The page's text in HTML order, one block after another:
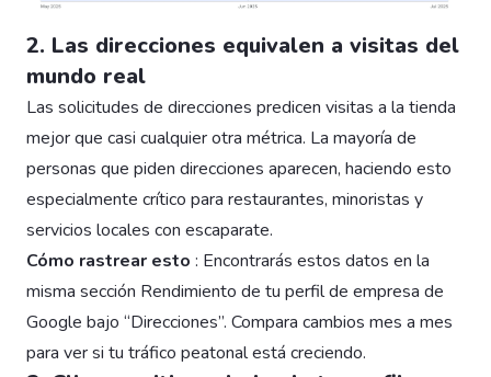
2. Las direcciones equivalen a visitas del
mundo real
Las solicitudes de direcciones predicen visitas a la tienda
mejor que casi cualquier otra métrica. La mayoría de
personas que piden direcciones aparecen, haciendo esto
especialmente crítico para restaurantes, minoristas y
servicios locales con escaparate.
Cómo rastrear esto : Encontrarás estos datos en la
misma sección Rendimiento de tu perfil de empresa de
Google bajo “Direcciones”. Compara cambios mes a mes
para ver si tu tráfico peatonal está creciendo.